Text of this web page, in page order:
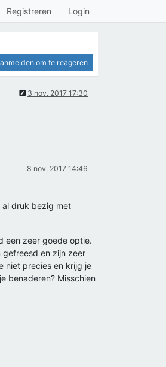
Registreren Login
om te reageren
3 nov. 2017 17:30
8 nov. 2017 14:46
al druk bezig met
een zeer goede optie.
gefreesd en zijn zeer
niet precies en krijg je
benaderen? Misschien